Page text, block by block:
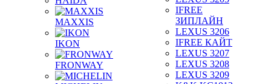
MAXXIS
IKON
FRONWAY
IFREE
ЗИПЛАЙН
LEXUS 3206
IFREE КАЙТ
LEXUS 3207
LEXUS 3208
LEXUS 3209